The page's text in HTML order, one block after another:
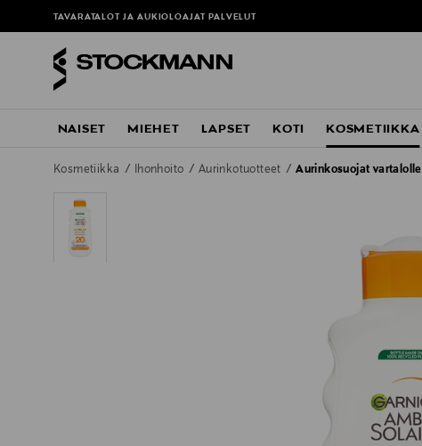
TAVARATALOT JA AUKIOLOAJAT PALVELUT
NAISET MIEHET LAPSET KOTI KOSMETIIKKA
Kosmetiikka Ihonhoito Aurinkotuotteet Aurinkosuojat vartalolle